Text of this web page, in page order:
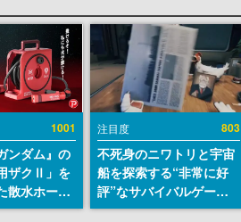
1001
ンダム』の
ザクⅡ」を
散水ホース
開始。本体
注目度 803
不死身のニワトリと宇宙
船を探索する“非常に好
評”なサバイバルゲーム
『Breathedge』が無料